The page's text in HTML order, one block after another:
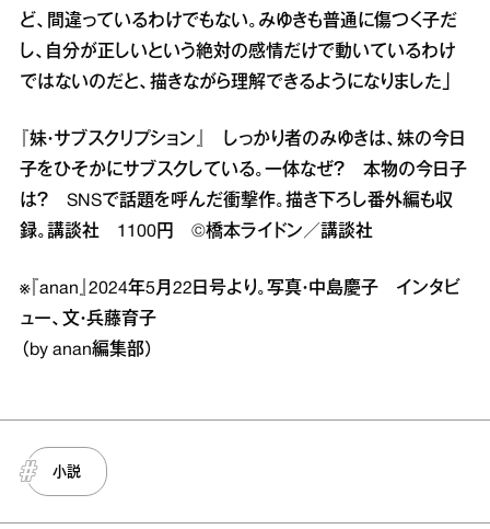
ど、間違っているわけでもない。みゆきも普通に傷つく子だ
し、自分が正しいという絶対の感情だけで動いているわけ
ではないのだと、描きながら理解できるようになりました」
『妹・サブスクリプション』 しっかり者のみゆきは、妹の今日
子をひそかにサブスクしている。一体なぜ？ 本物の今日子
は？ SNSで話題を呼んだ衝撃作。描き下ろし番外編も収
録。講談社 1100円 ©橋本ライドン／講談社
※『anan』2024年5月22日号より。写真・中島慶子 インタビ
ュー、文・兵藤育子
（by anan編集部）
小説